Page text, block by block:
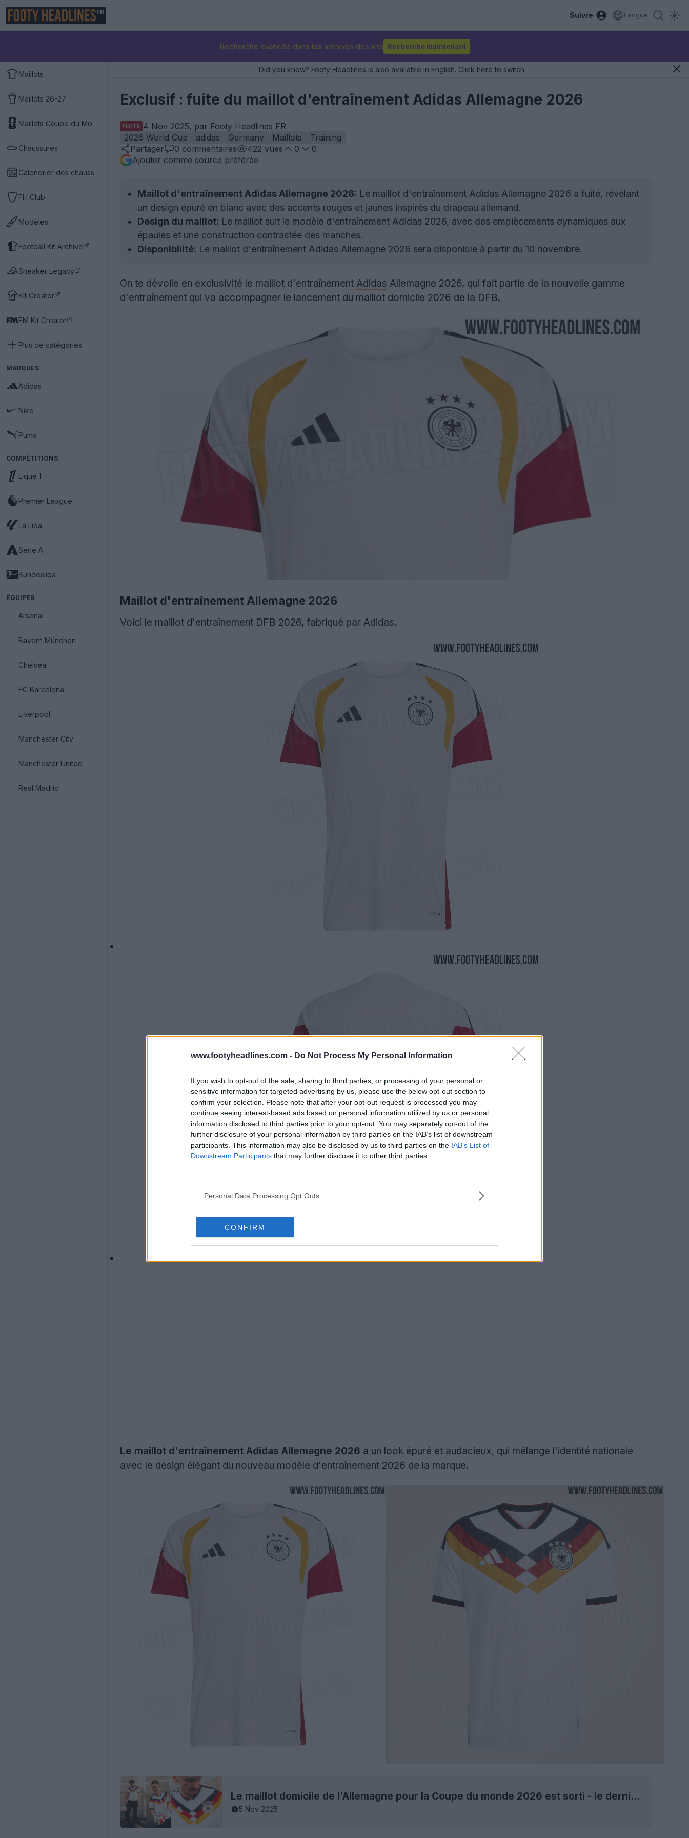
www.footyheadlines.com - Do Not Process My Personal Information
If you wish to opt-out of the sale, sharing to third parties, or processing of your personal or
sensitive information for targeted advertising by us, please use the below opt-out section to
confirm your selection. Please note that after your opt-out request is processed you may
continue seeing interest-based ads based on personal information utilized by us or personal
information disclosed to third parties prior to your opt-out. You may separately opt-out of the
further disclosure of your personal information by third parties on the IAB’s list of downstream
participants. This information may also be disclosed by us to third parties on the IAB’s List of
Downstream Participants that may further disclose it to other third parties.
Personal Data Processing Opt Outs
CONFIRM
FR Suivre Langue
Recherche avancée dans les archives des kits Recherche maintenant
Maillots
Maillots 26-27
Maillots Coupe du Monde 2026
Chaussures
Calendrier des chaussures
FH Club
Modèles
Football Kit Archive
Sneaker Legacy
Kit Creator
FM Kit Creator
Plus de catégories
MARQUES
Adidas
Nike
Puma
COMPÉTITIONS
Ligue 1
Premier League
La Liga
Serie A
Bundesliga
ÉQUIPES
Arsenal
Bayern München
Chelsea
FC Barcelona
Liverpool
Manchester City
Manchester United
Real Madrid
Did you know? Footy Headlines is also available in English. Click here to switch.
Exclusif : fuite du maillot d'entraînement Adidas Allemagne 2026
FUITE 4 Nov 2025, par Footy Headlines FR
2026 World Cup
adidas Germany Maillots
Training
Partager
0 commentaires 422 vues 0
0
Ajouter comme source préférée
Maillot d'entraînement Adidas Allemagne 2026: Le maillot d'entraînement Adidas Allemagne 2026 a fuité, révélant
un design épuré en blanc avec des accents rouges et jaunes inspirés du drapeau allemand.
Design du maillot: Le maillot suit le modèle d'entraînement Adidas 2026, avec des empiècements dynamiques aux
épaules et une construction contrastée des manches.
Disponibilité: Le maillot d'entraînement Adidas Allemagne 2026 sera disponible à partir du 10 novembre.
On te dévoile en exclusivité le maillot d'entraînement Adidas Allemagne 2026, qui fait partie de la nouvelle gamme
d'entraînement qui va accompagner le lancement du maillot domicile 2026 de la DFB.
Maillot d'entraînement Allemagne 2026
Voici le maillot d'entraînement DFB 2026, fabriqué par Adidas.
Le maillot d'entraînement Adidas Allemagne 2026 a un look épuré et audacieux, qui mélange l'identité nationale
avec le design élégant du nouveau modèle d'entraînement 2026 de la marque.
Le maillot domicile de l'Allemagne pour la Coupe du monde 2026 est sorti - le dernier d'Adidas - et sera dispo dès demain
5 Nov 2025